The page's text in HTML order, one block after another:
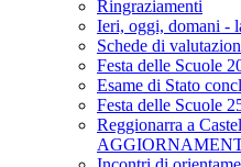
Ringraziamenti
Ieri, oggi, domani -
Schede di
Festa delle Scuole
Esame di Stato
Festa delle Scuole
Reggionarra a